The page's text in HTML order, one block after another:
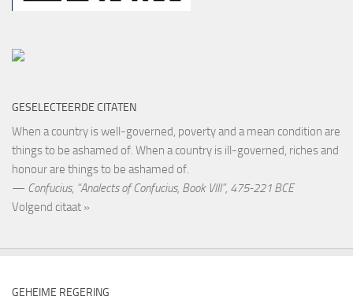
GESELECTEERDE CITATEN
When a country is well-governed, poverty and a mean condition are
things to be ashamed of. When a country is ill-governed, riches and
honour are things to be ashamed of.
— Confucius, “Analects of Confucius, Book VIII”, 475-221 BCE
Volgend citaat »
GEHEIME REGERING